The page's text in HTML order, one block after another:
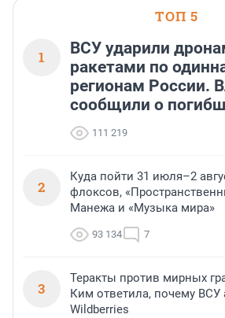
ТОП 5
1
ВСУ ударили
ракетами по
регионам России.
сообщили о
111 219
2
Куда пойти 31 июля–2
флоксов,
Манежа и «Музыка мира»
93 134 7
3
Теракты против мирных
Ким ответила, почему ВСУ
Wildberries